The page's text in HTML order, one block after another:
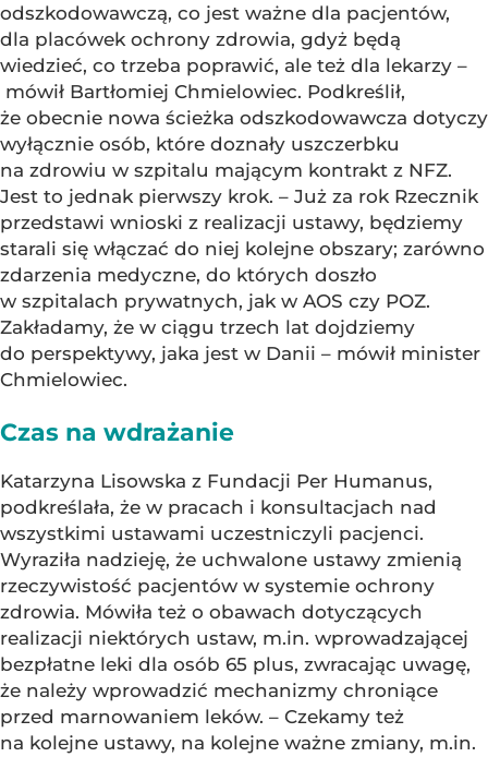
odszkodowawczą, co jest ważne dla pacjentów,
dla placówek ochrony zdrowia, gdyż będą
wiedzieć, co trzeba poprawić, ale też dla lekarzy –
mówił Bartłomiej Chmielowiec. Podkreślił,
że obecnie nowa ścieżka odszkodowawcza dotyczy
wyłącznie osób, które doznały uszczerbku
na zdrowiu w szpitalu mającym kontrakt z NFZ.
Jest to jednak pierwszy krok. – Już za rok Rzecznik
przedstawi wnioski z realizacji ustawy, będziemy
starali się włączać do niej kolejne obszary; zarówno
zdarzenia medyczne, do których doszło
w szpitalach prywatnych, jak w AOS czy POZ.
Zakładamy, że w ciągu trzech lat dojdziemy
do perspektywy, jaka jest w Danii – mówił minister
Chmielowiec.
Czas na wdrażanie
Katarzyna Lisowska z Fundacji Per Humanus,
podkreślała, że w pracach i konsultacjach nad
wszystkimi ustawami uczestniczyli pacjenci.
Wyraziła nadzieję, że uchwalone ustawy zmienią
rzeczywistość pacjentów w systemie ochrony
zdrowia. Mówiła też o obawach dotyczących
realizacji niektórych ustaw, m.in. wprowadzającej
bezpłatne leki dla osób 65 plus, zwracając uwagę,
że należy wprowadzić mechanizmy chroniące
przed marnowaniem leków. – Czekamy też
na kolejne ustawy, na kolejne ważne zmiany, m.in.